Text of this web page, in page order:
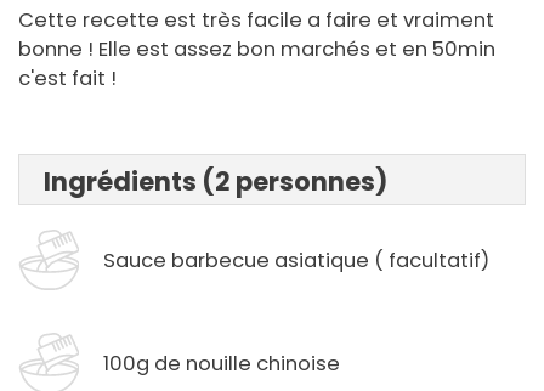
Cette recette est très facile a faire et vraiment
bonne ! Elle est assez bon marchés et en 50min
c'est fait !
Ingrédients (2 personnes)
Sauce barbecue asiatique ( facultatif)
100g de nouille chinoise